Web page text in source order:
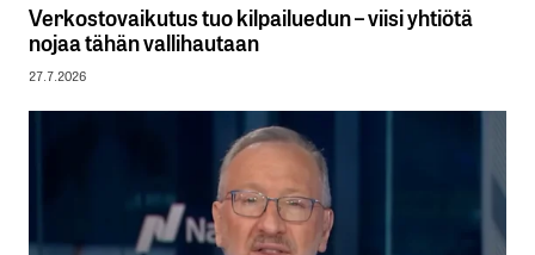
Verkostovaikutus tuo kilpailuedun – viisi yhtiötä
nojaa tähän vallihautaan
27.7.2026